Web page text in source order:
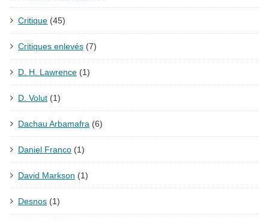
Critique (45)
Critiques enlevés (7)
D. H. Lawrence (1)
D. Volut (1)
Dachau Arbamafra (6)
Daniel Franco (1)
David Markson (1)
Desnos (1)